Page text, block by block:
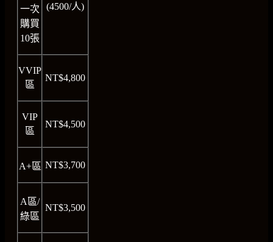
一次
購買
10張
(4500/人)
VVIP
區
NT$4,800
VIP
區
NT$4,500
A+區 NT$3,700
A區/
綠區
NT$3,500